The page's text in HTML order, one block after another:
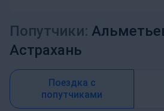
Попутчики:
Астрахань
Поездка с
попутчиками